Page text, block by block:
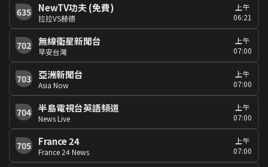
635 NewTV功夫 (免費)
拉拉VS赫德
上午
06:21
702 無線衛星新聞台
早安台灣
上午
07:00
703 亞洲新聞台
Asia Now
上午
07:00
704 半島電視台英語頻道
News Live
上午
07:00
705 France 24
France 24 News
上午
07:00